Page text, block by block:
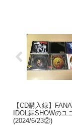
【CD購入録】
IDOL舞SHOWのユ
(2024/6/23②)